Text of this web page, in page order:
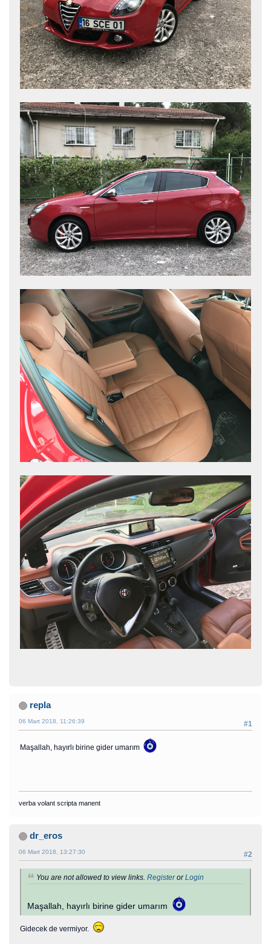
repla
#1
06 Mart 2018, 11:26:39
Maşallah, hayırlı birine gider umarım
verba volant scripta manent
dr_eros
#2
06 Mart 2018, 13:27:30
You are not allowed to view links. RegisterorLogin
Maşallah, hayırlı birine gider umarım
Gidecek de vermiyor.